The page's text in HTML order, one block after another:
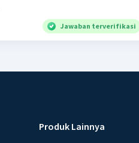
Jawaban terverifikasi
Produk Lainnya